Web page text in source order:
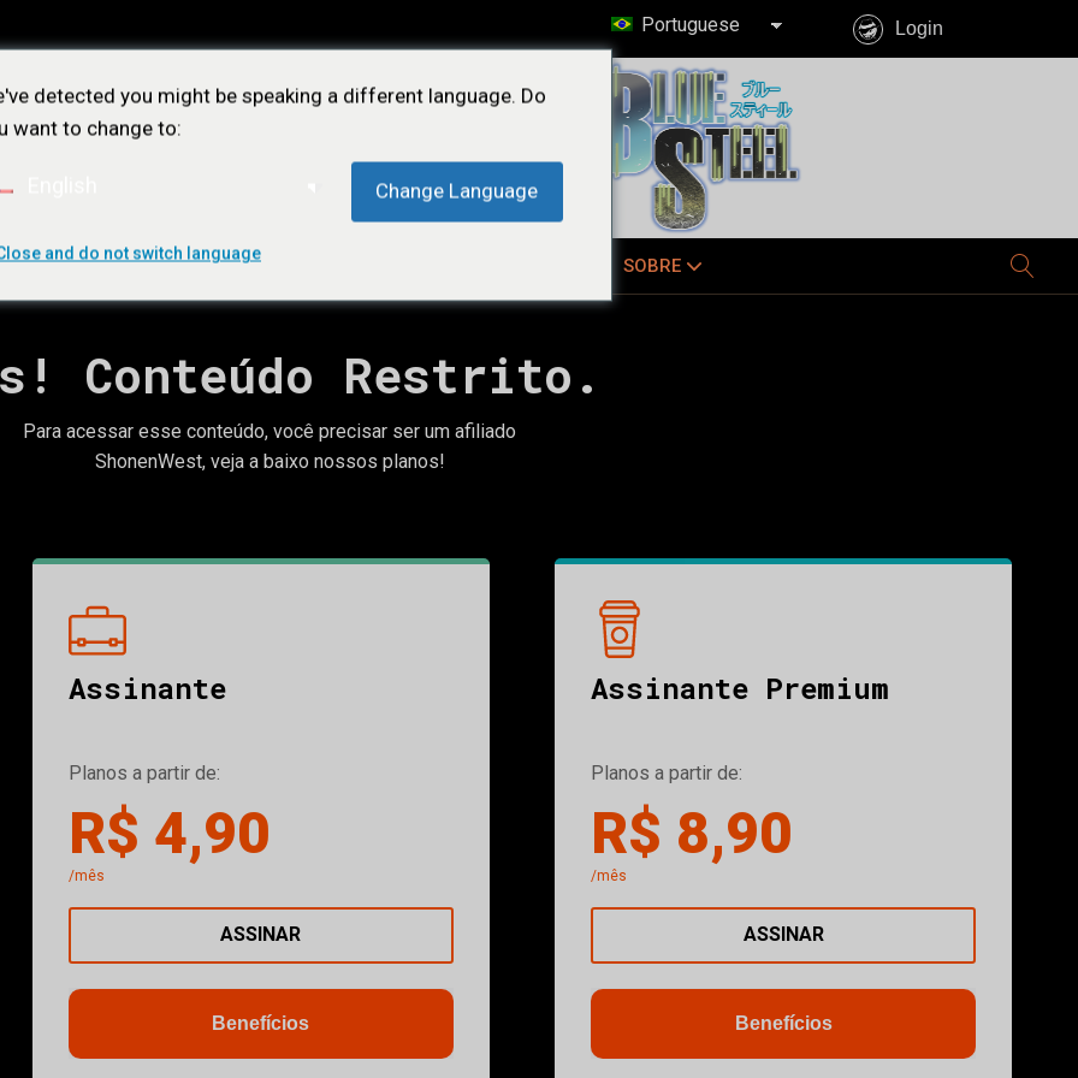
Portuguese Login
NOTÍCIAS LOJA SOBRE
Conteúdo Restrito.
Para acessar esse conteúdo, você precisar ser um afiliado
ShonenWest, veja a baixo nossos planos!
Assinante
Planos a partir de:
R$ 4,90
/mês
ASSINAR
Benefícios
Assinante Premium
Planos a partir de:
R$ 8,90
/mês
ASSINAR
Benefícios
detected you might be speaking a different language. Do
want to change to:
Change Language
and do not switch language